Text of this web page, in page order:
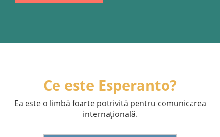
Ce este Esperanto?
Ea este o limbă foarte potrivită pentru comunicarea
internaţională.